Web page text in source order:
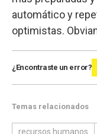
automático y
optimistas.
¿Encontraste un error?
Temas relacionados
recursos humanos